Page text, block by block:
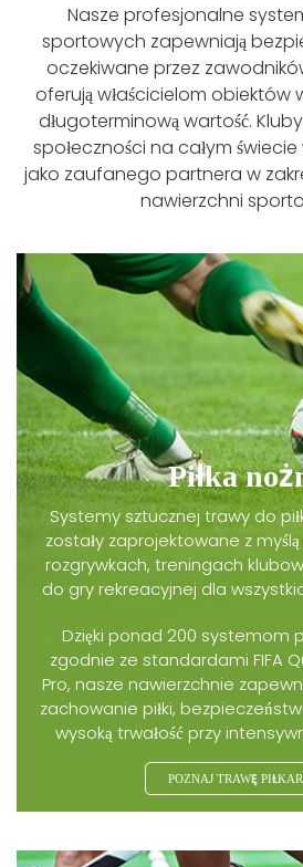
Nasze profesjonalne
sportowych zapewniają
oczekiwane przez
oferują właścicielom obiektów
długoterminową wartość.
społeczności na całym
jako zaufanego partnera w
nawierzchni
Piłka
Systemy sztucznej trawy do
zostały zaprojektowane z
rozgrywkach, treningach
do gry rekreacyjnej dla
Dzięki ponad 200 systemom
zgodnie ze standardami FIFA
Pro, nasze nawierzchnie
zachowanie piłki,
wysoką trwałość przy
POZNAJ TRAWĘ